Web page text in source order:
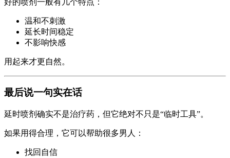
温和不刺激
延长时间稳定
不影响快感
用起来才更自然。
最后说一句实在话
延时喷剂确实不是治疗药，但它绝对不只是“临时工具”。
如果用得合理，它可以帮助很多男人：
找回自信